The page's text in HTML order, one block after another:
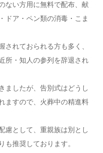
ない方用に無料で配布、献
ドア・ペン類の消毒・こま
されておられる方も多く、
所・知人の参列を辞退され
ましたが、告別式はどうし
ますので、火葬中の精進料
慮として、重親族は別とし
も推奨しております。